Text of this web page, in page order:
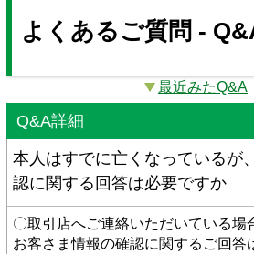
よくあるご質問 -
最近みたQ&A
Q&A詳細
本人はすでに亡くなっているが
認に関する回答は必要ですか
〇取引店へご連絡いただいている場
お客さま情報の確認に関するご回答